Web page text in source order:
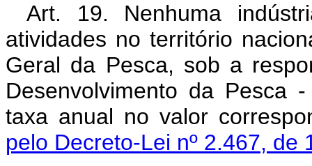
Art. 19. Nenhuma
atividades no território
Geral da Pesca, sob a
Desenvolvimento da Pesca
taxa anual no valor
pelo Decreto-Lei nº 2.467, de